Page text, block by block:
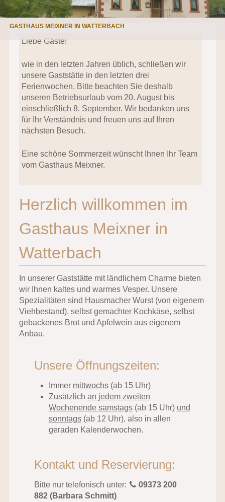
GASTHAUS MEIXNER IN WATTERBACH
Liebe Gäste!
wie in den letzten Jahren üblich, schließen wir
unsere Gaststätte in den letzten drei
Ferienwochen. Bitte beachten Sie deshalb
unseren Betriebsurlaub vom 20. August bis
einschließlich 8. September. Wir bedanken uns
für Ihr Verständnis und freuen uns auf Ihren
nächsten Besuch.
Eine schöne Sommerzeit wünscht Ihnen Ihr Team
vom Gasthaus Meixner.
Herzlich willkommen im
Gasthaus Meixner in
Watterbach
In unserer Gaststätte mit ländlichem Charme bieten
wir Ihnen kaltes und warmes Vesper. Unsere
Spezialitäten sind Hausmacher Wurst (von eigenem
Viehbestand), selbst gemachter Kochkäse, selbst
gebackenes Brot und Apfelwein aus eigenem
Anbau.
Unsere Öffnungszeiten:
Immer mittwochs(ab 15 Uhr)
Zusätzlich an jedem zweiten
Wochenende samstags(ab 15 Uhr) und
sonntags(ab 12 Uhr), also in allen
geraden Kalenderwochen.
Kontakt und Reservierung:
Bitte nur telefonisch unter:
09373 200
882 (Barbara Schmitt)